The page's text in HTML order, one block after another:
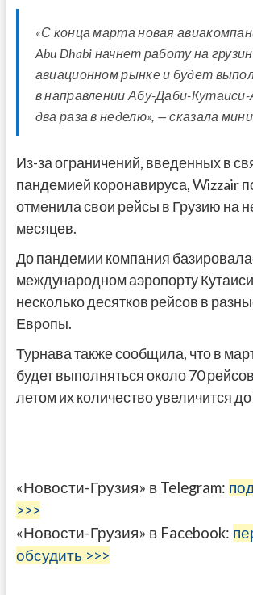
«С конца марта новая
Abu Dhabi начнет работу на
авиационном рынке и будет
в направлении Абу-Даби-
два раза в неделю», — сказала
Из-за ограничений, введенных в
пандемией коронавируса, Wizzair
отменила свои рейсы в Грузию на
месяцев.
До пандемии компания
международном аэропорту
несколько десятков рейсов в
Европы.
Турнава также сообщила, что в
будет выполняться около 70
летом их количество увеличится
«Новости-Грузия» в Telegram:
>>>
«Новости-Грузия» в Facebook:
обсудить >>>